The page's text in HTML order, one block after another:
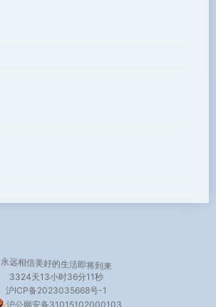
永远相信美好的生活即将到来
3324天13小时36分11秒
沪ICP备2023035668号-1
沪公网安备31015102000103